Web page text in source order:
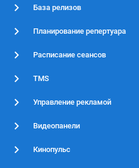
База релизов
Планирование репертуара
Расписание сеансов
TMS
Управление рекламой
Видеопанели
Кинопульс